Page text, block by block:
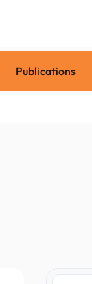
Publications